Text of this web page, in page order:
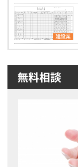
建設業
無料相談